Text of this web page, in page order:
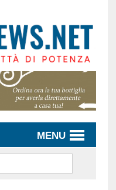
MENU